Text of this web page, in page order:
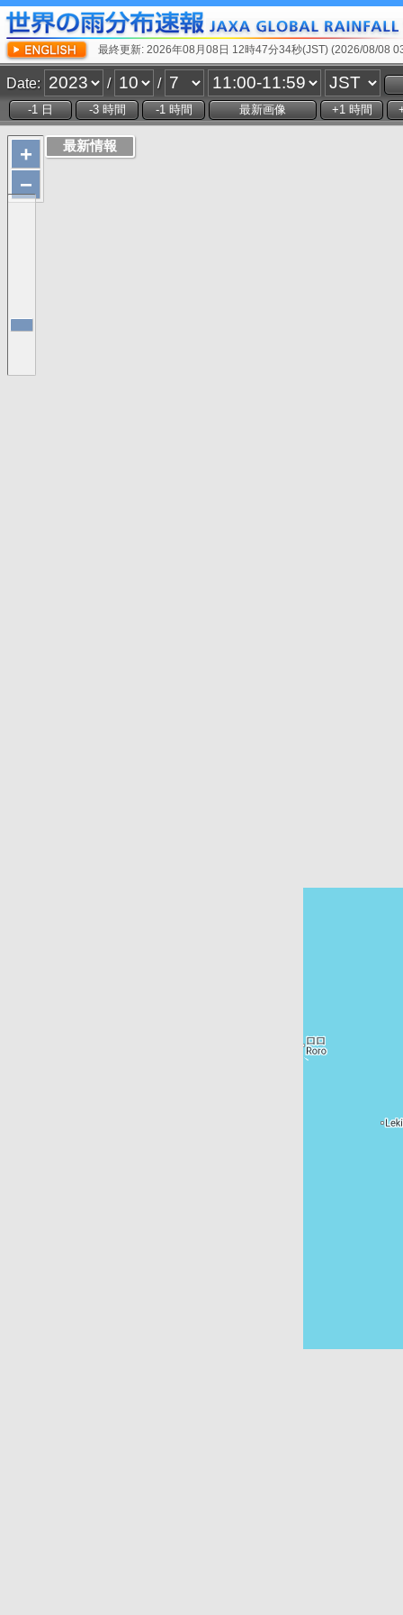
最終更新: 2026年08月08日 12時47分34秒(JST) (2026/08/08
Date: / /
+
−